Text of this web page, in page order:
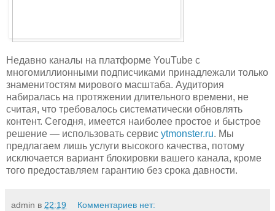
Недавно каналы на платформе YouTube с
многомиллионными подписчиками принадлежали только
знаменитостям мирового масштаба. Аудитория
набиралась на протяжении длительного времени, не
считая, что требовалось систематически обновлять
контент. Сегодня, имеется наиболее простое и быстрое
решение — использовать сервис ytmonster.ru. Мы
предлагаем лишь услуги высокого качества, потому
исключается вариант блокировки вашего канала, кроме
того предоставляем гарантию без срока давности.
admin в 22:19 Комментариев нет: